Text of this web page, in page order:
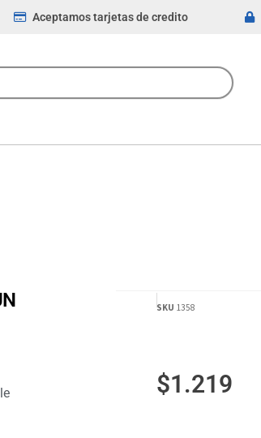
Aceptamos tarjetas de credito
SKU 1358
$1.219